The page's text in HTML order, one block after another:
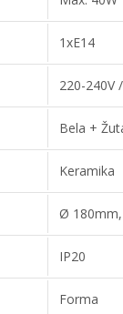
1xE14
220-240V
Bela +
Keramika
Ø
IP20
Forma